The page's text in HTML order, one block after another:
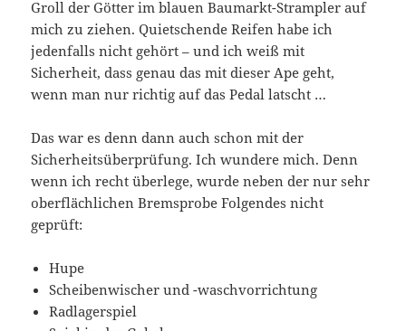
Groll der Götter im blauen Baumarkt-Strampler auf
mich zu ziehen. Quietschende Reifen habe ich
jedenfalls nicht gehört – und ich weiß mit
Sicherheit, dass genau das mit dieser Ape geht,
wenn man nur richtig auf das Pedal latscht …
Das war es denn dann auch schon mit der
Sicherheitsüberprüfung. Ich wundere mich. Denn
wenn ich recht überlege, wurde neben der nur sehr
oberflächlichen Bremsprobe Folgendes nicht
geprüft:
Hupe
Scheibenwischer und -waschvorrichtung
Radlagerspiel